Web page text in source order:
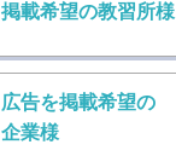
掲載希望の教習所様
広告を掲載希望の
企業様